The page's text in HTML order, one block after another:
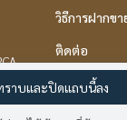
วิธีการฝากขา
ติดต่อ
ราบและปิดแถบนี้ลง